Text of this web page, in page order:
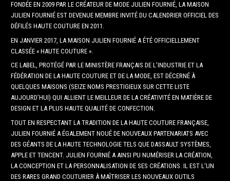
FONDÉE EN 2009 PAR LE CRÉATEUR DE MODE JULIEN FOURNIÉ, LA MAISON
JULIEN FOURNIÉ EST DEVENUE MEMBRE INVITÉ DU CALENDRIER OFFICIEL DES
DÉFILÉS HAUTE COUTURE EN 2011.
EN JANVIER 2017, LA MAISON JULIEN FOURNIÉ A ÉTÉ OFFICIELLEMENT
CLASSÉE « HAUTE COUTURE ».
CE LABEL, PROTÉGÉ PAR LE MINISTÈRE FRANÇAIS DE L’INDUSTRIE ET LA
FÉDÉRATION DE LA HAUTE COUTURE ET DE LA MODE, EST DÉCERNÉ À
QUELQUES MAISONS (SEIZE NOMS PRESTIGIEUX SUR CETTE LISTE
AUJOURD’HUI) QUI ALLIENT LE MEILLEUR DE LA CRÉATIVITÉ EN MATIÈRE DE
DESIGN ET LA PLUS HAUTE QUALITÉ DE CONFECTION.
TOUT EN RESPECTANT LA TRADITION DE LA HAUTE COUTURE FRANÇAISE,
JULIEN FOURNIÉ A ÉGALEMENT NOUÉ DE NOUVEAUX PARTENARIATS AVEC
DES GÉANTS DE LA HAUTE TECHNOLOGIE TELS QUE DASSAULT SYSTÈMES,
APPLE ET TENCENT. JULIEN FOURNIÉ A AINSI PU NUMÉRISER LA CRÉATION,
LA CONCEPTION ET LA PERSONNALISATION DE SES CRÉATIONS. IL EST L’UN
DES RARES GRAND COUTURIER À MAÎTRISER LES NOUVEAUX OUTILS